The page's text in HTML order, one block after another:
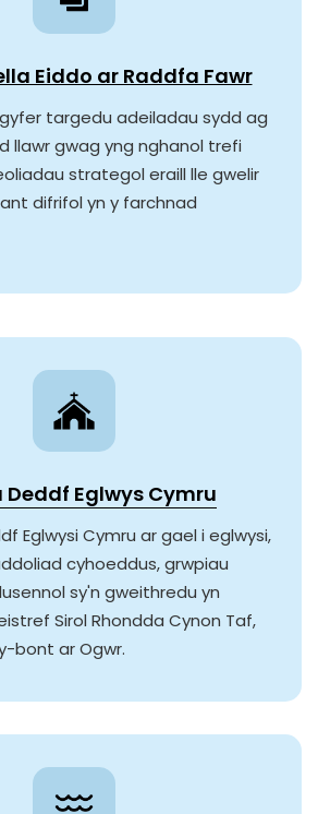
Eiddo ar Raddfa Fawr
targedu adeiladau sydd ag
llawr gwag yng nghanol trefi
strategol eraill lle gwelir
difrifol yn y farchnad
Deddf Eglwys Cymru
Eglwysi Cymru ar gael i eglwysi,
cyhoeddus, grwpiau
sy'n gweithredu yn
Sirol Rhondda Cynon Taf,
bont ar Ogwr.